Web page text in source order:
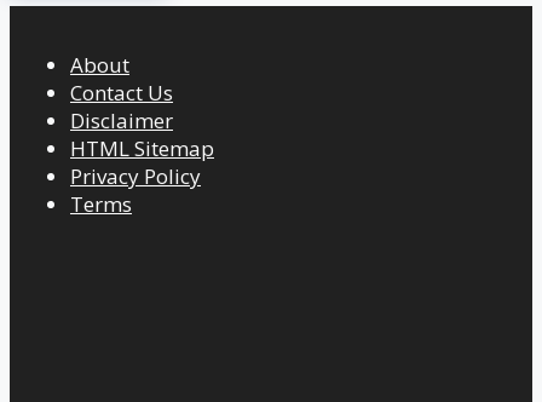
About
Contact Us
Disclaimer
HTML Sitemap
Privacy Policy
Terms